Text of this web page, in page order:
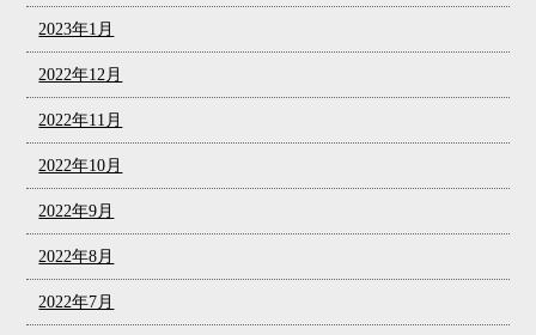
2023年1月
2022年12月
2022年11月
2022年10月
2022年9月
2022年8月
2022年7月